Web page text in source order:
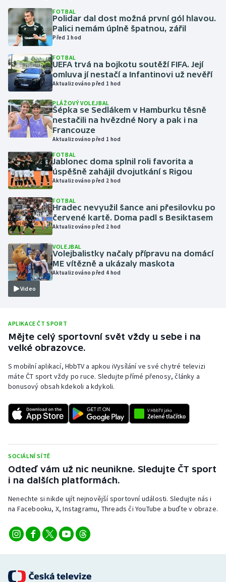
Golf
Gymnastika
Házená
Jezdectví
Judo
Krasobruslení
Lezení
Lyže a snowboard
Moderní pětiboj
Motorsport
Olympijské hry
Parasport
Plážový volejbal
Ragby
Rychlobruslení
Short track
Sportovní střelba
Stolní tenis
Triatlon
Vodní slalom
Volejbal
FOTBAL
Polidar dal dost možná první gól hlavou.
Palici nemám úplně špatnou, zářil
Před 1 hod
FOTBAL
UEFA trvá na bojkotu soutěží FIFA. Její
omluva jí nestačí a Infantinovi už nevěří
Aktualizováno před 1 hod
PLÁŽOVÝ VOLEJBAL
Šépka se Sedlákem v Hamburku těsně
nestačili na hvězdné Nory a pak i na
Francouze
Aktualizováno před 1 hod
FOTBAL
Jablonec doma splnil roli favorita a
úspěšně zahájil dvojutkání s Rigou
Aktualizováno před 2 hod
FOTBAL
Hradec nevyužil šance ani přesilovku po
červené kartě. Doma padl s Besiktasem
Aktualizováno před 2 hod
Video
VOLEJBAL
Volejbalistky načaly přípravu na domácí
ME vítězně a ukázaly maskota
Aktualizováno před 4 hod
APLIKACE ČT SPORT
Mějte celý sportovní svět vždy u sebe i na
velké obrazovce.
S mobilní aplikací, HbbTV a apkou iVysílání ve své chytré televizi
máte ČT sport vždy po ruce. Sledujte přímé přenosy, články a
bonusový obsah kdekoli a kdykoli.
SOCIÁLNÍ SÍTĚ
Odteď vám už nic neunikne. Sledujte ČT sport
i na dalších platformách.
Nenechte si nikde ujít nejnovější sportovní události. Sledujte nás i
na Facebooku, X, Instagramu, Threads či YouTube a buďte v obraze.